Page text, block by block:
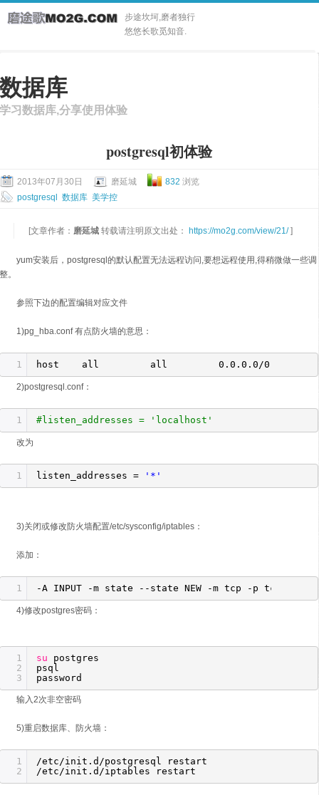
步途坎坷,磨者独行
悠悠长歌觅知音.
数据库
学习数据库,分享使用体验
postgresql初体验
2013年07月30日 磨延城 832 浏览
postgresql
数据库 美学控
[文章作者： 磨延城 转载请注明原文出处： https://mo2g.com/view/21/]
yum安装后，postgresql的默认配置无法远程访问,要想远程使用,得稍微做一些调
整。
参照下边的配置编辑对应文件
1)pg_hba.conf 有点防火墙的意思：
1 host all all 0.0.0.0/0
2)postgresql.conf：
1 #listen_addresses = 'localhost'
改为
1 listen_addresses = '*'
3)关闭或修改防火墙配置/etc/sysconfig/iptables：
添加：
1 -A INPUT -m state --state NEW -m tcp -p tcp --
4)修改postgres密码：
1
2
3
su
postgres
password
输入2次非空密码
5)重启数据库、防火墙：
1
2
/etc/init .d /postgresql
restart
/etc/init .d /iptables restart